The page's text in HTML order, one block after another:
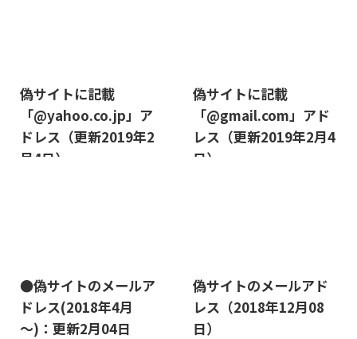
偽サイトに記載
「@yahoo.co.jp」ア
ドレス（更新2019年2
月4日）
偽サイトに記載
「@gmail.com」アド
レス（更新2019年2月4
日）
●偽サイトのメールア
ドレス(2018年4月
～)：更新2月04日
偽サイトのメールアド
レス（2018年12月08
日）